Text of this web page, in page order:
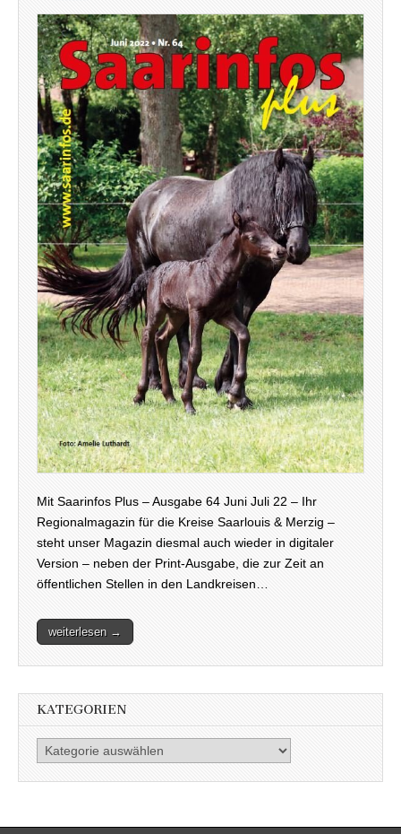
Mit Saarinfos Plus – Ausgabe 64 Juni Juli 22 – Ihr
Regionalmagazin für die Kreise Saarlouis & Merzig –
steht unser Magazin diesmal auch wieder in digitaler
Version – neben der Print-Ausgabe, die zur Zeit an
öffentlichen Stellen in den Landkreisen…
weiterlesen →
KATEGORIEN
Kategorien